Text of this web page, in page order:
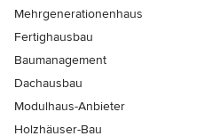
Mehrgenerationenhaus
Fertighausbau
Baumanagement
Dachausbau
Modulhaus-Anbieter
Holzhäuser-Bau